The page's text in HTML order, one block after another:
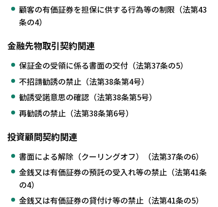
顧客の有価証券を担保に供する行為等の制限（法第43
条の4）
金融先物取引契約関連
保証金の受領に係る書面の交付（法第37条の5）
不招請勧誘の禁止（法第38条第4号）
勧誘受諾意思の確認（法第38条第5号）
再勧誘の禁止（法第38条第6号）
投資顧問契約関連
書面による解除（クーリングオフ）（法第37条の6）
金銭又は有価証券の預託の受入れ等の禁止（法第41条
の4）
金銭又は有価証券の貸付け等の禁止（法第41条の5）